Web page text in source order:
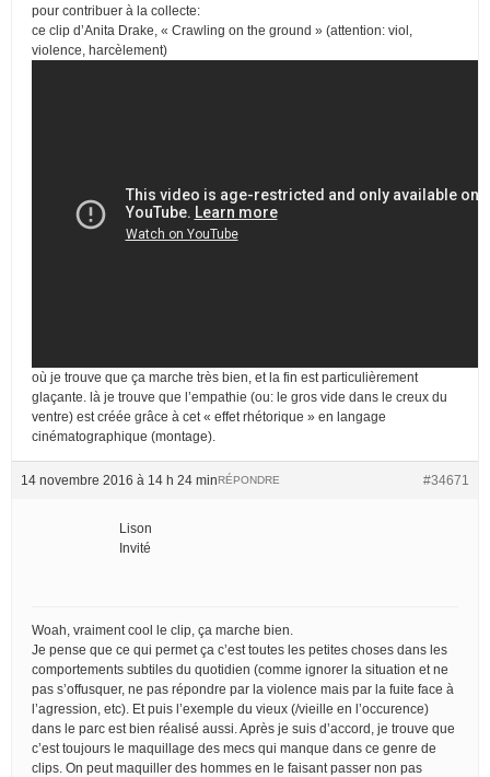
pour contribuer à la collecte:
ce clip d’Anita Drake, « Crawling on the ground » (attention: viol,
violence, harcèlement)
où je trouve que ça marche très bien, et la fin est particulièrement
glaçante. là je trouve que l’empathie (ou: le gros vide dans le creux du
ventre) est créée grâce à cet « effet rhétorique » en langage
cinématographique (montage).
14 novembre 2016 à 14 h 24 min #34671
RÉPONDRE
Lison
Invité
Woah, vraiment cool le clip, ça marche bien.
Je pense que ce qui permet ça c’est toutes les petites choses dans les
comportements subtiles du quotidien (comme ignorer la situation et ne
pas s’offusquer, ne pas répondre par la violence mais par la fuite face à
l’agression, etc). Et puis l’exemple du vieux (/vieille en l’occurence)
dans le parc est bien réalisé aussi. Après je suis d’accord, je trouve que
c’est toujours le maquillage des mecs qui manque dans ce genre de
clips. On peut maquiller des hommes en le faisant passer non pas